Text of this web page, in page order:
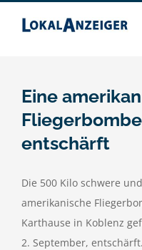
Inhalt
Eine
entschärft
Die 500 Kilo schwere
amerikanische
Karthause in Koblenz
2. September,